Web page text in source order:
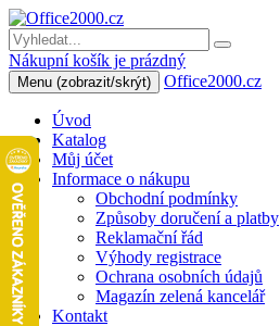
Nákupní košík je prázdný
Menu (zobrazit/skrýt) Office2000.cz
Úvod
Katalog
Můj účet
Informace o nákupu
Obchodní podmínky
Způsoby doručení a platby
Reklamační řád
Výhody registrace
Ochrana osobních údajů
Magazín zelená kancelář
Kontakt